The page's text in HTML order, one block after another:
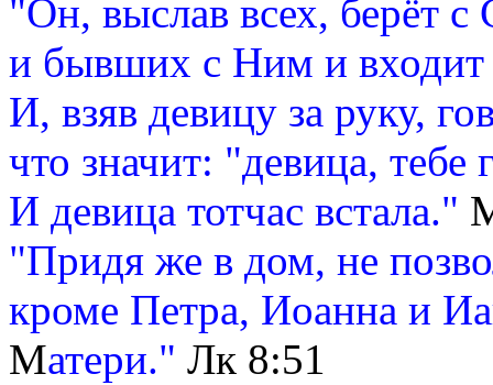
"Он, выслав всех, берёт
и бывших с Ним и входит
И, взяв девицу за руку,
что значит: "девица, тебе
И девица тотчас встала."
"Придя же в дом, не
кроме Петра, Иоанна и
Матери." Лк 8:51